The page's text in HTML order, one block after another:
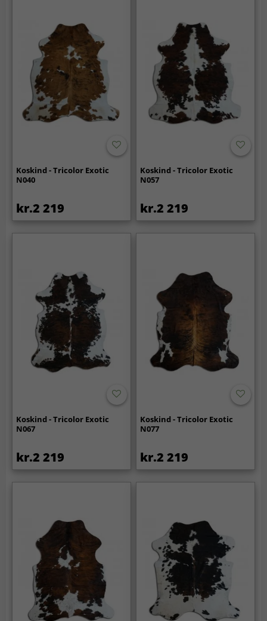
Koskind - Tricolor Exotic
N040
kr.2 219
Koskind - Tricolor Exotic
N057
kr.2 219
Koskind - Tricolor Exotic
N067
kr.2 219
Koskind - Tricolor Exotic
N077
kr.2 219